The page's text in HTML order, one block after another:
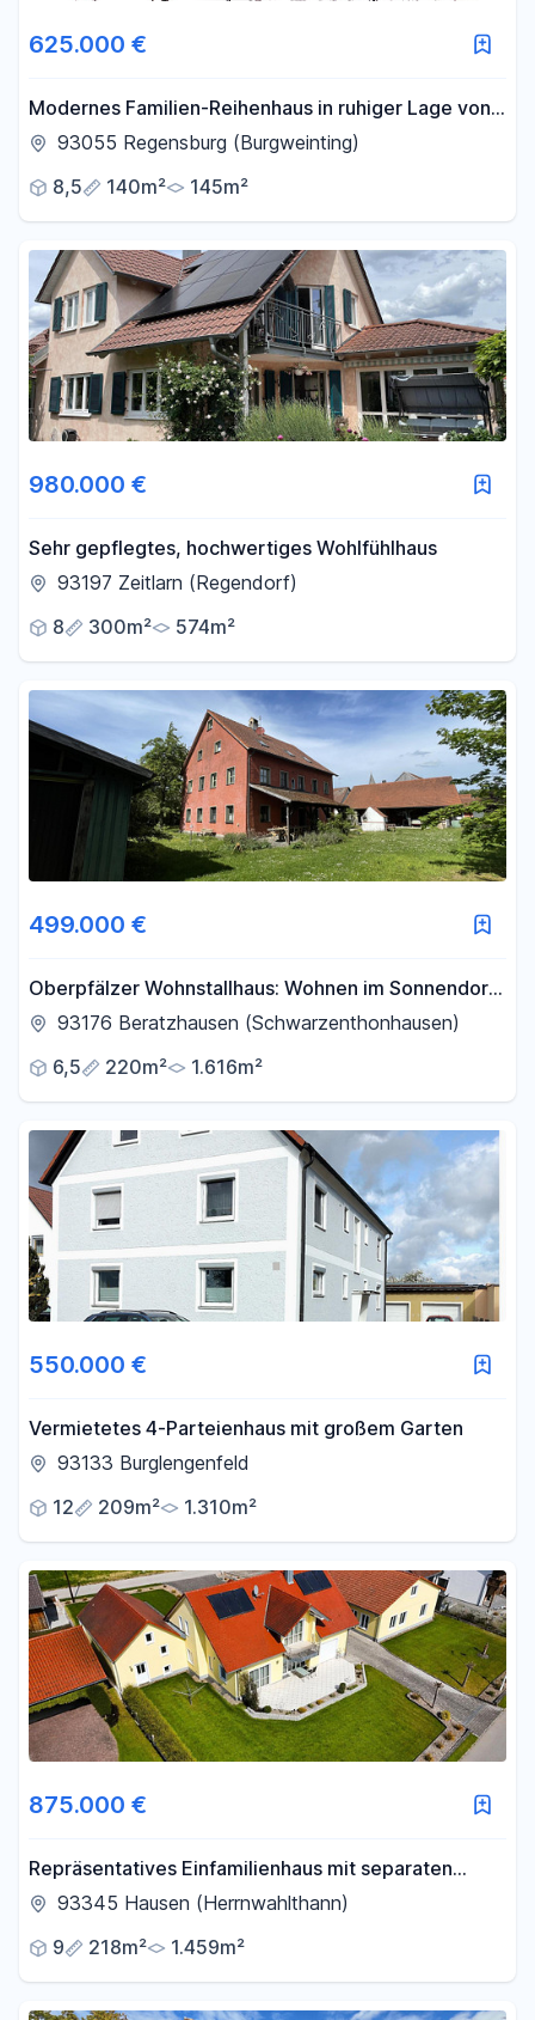
625.000 €
Modernes Familien-Reihenhaus in ruhiger Lage von
Regensburg-Burgweinting
93055 Regensburg (Burgweinting)
8,5
140m² 145m²
980.000 €
Sehr gepflegtes, hochwertiges Wohlfühlhaus
93197 Zeitlarn (Regendorf)
8
300m² 574m²
499.000 €
Oberpfälzer Wohnstallhaus: Wohnen im Sonnendorf
an der schwarzen Laber nahe Regensburg
93176 Beratzhausen (Schwarzenthonhausen)
6,5
220m² 1.616m²
550.000 €
Vermietetes 4-Parteienhaus mit großem Garten
93133 Burglengenfeld
12
209m² 1.310m²
875.000 €
Repräsentatives Einfamilienhaus mit separaten
Gewerbegebäude Werkstatt/Lagerhalle
93345 Hausen (Herrnwahlthann)
9
218m² 1.459m²